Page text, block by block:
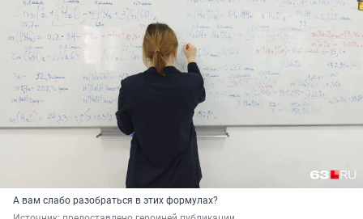
А вам слабо разобраться в этих формулах?